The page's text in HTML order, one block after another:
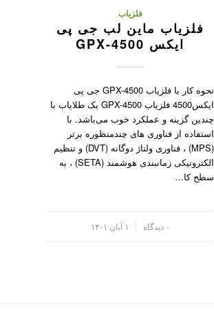
فلزیاب
فلزیاب ماین لب جی پی
ایکس GPX-4500
نحوه کار با فلزیاب GPX-4500 جی پی
ایکس4500 فلزیاب GPX-4500 یک طلایاب با
چندین گزینه و عملکرد خوب می‌باشد. با
استفاده از فناوری های چندمنظوره برتر
(MPS) ، فناوری ولتاژ دوگانه (DVT) و تنظیم
الکترونیکی زمانبندی هوشمند (SETA) ، به
سطح کا…
۰ دیدگاه ۱ آبان ۱۴۰۱